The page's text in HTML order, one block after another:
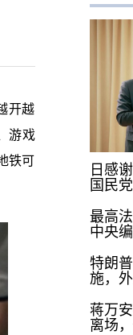
开越
游戏
铁可
日感
国民
最高
中央
特朗
施，
蒋万
离场